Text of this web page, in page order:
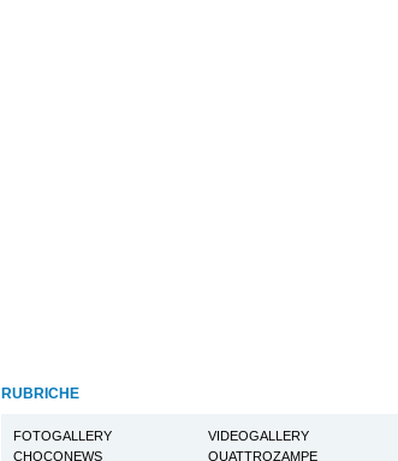
RUBRICHE
FOTOGALLERY VIDEOGALLERY
CHOCONEWS
QUATTROZAMPE